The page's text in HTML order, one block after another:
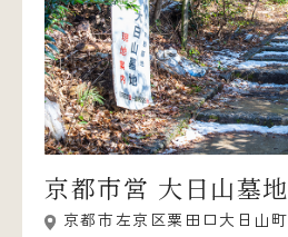
京都市営 大日山墓地
京都市左京区粟田口大日山町